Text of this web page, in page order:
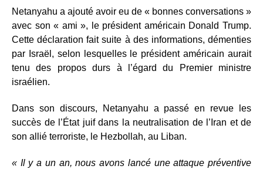
Netanyahu a ajouté avoir eu de « bonnes conversations »
avec son « ami », le président américain Donald Trump.
Cette déclaration fait suite à des informations, démenties
par Israël, selon lesquelles le président américain aurait
tenu des propos durs à l’égard du Premier ministre
israélien.
Dans son discours, Netanyahu a passé en revue les
succès de l’État juif dans la neutralisation de l’Iran et de
son allié terroriste, le Hezbollah, au Liban.
« Il y a un an, nous avons lancé une attaque préventive